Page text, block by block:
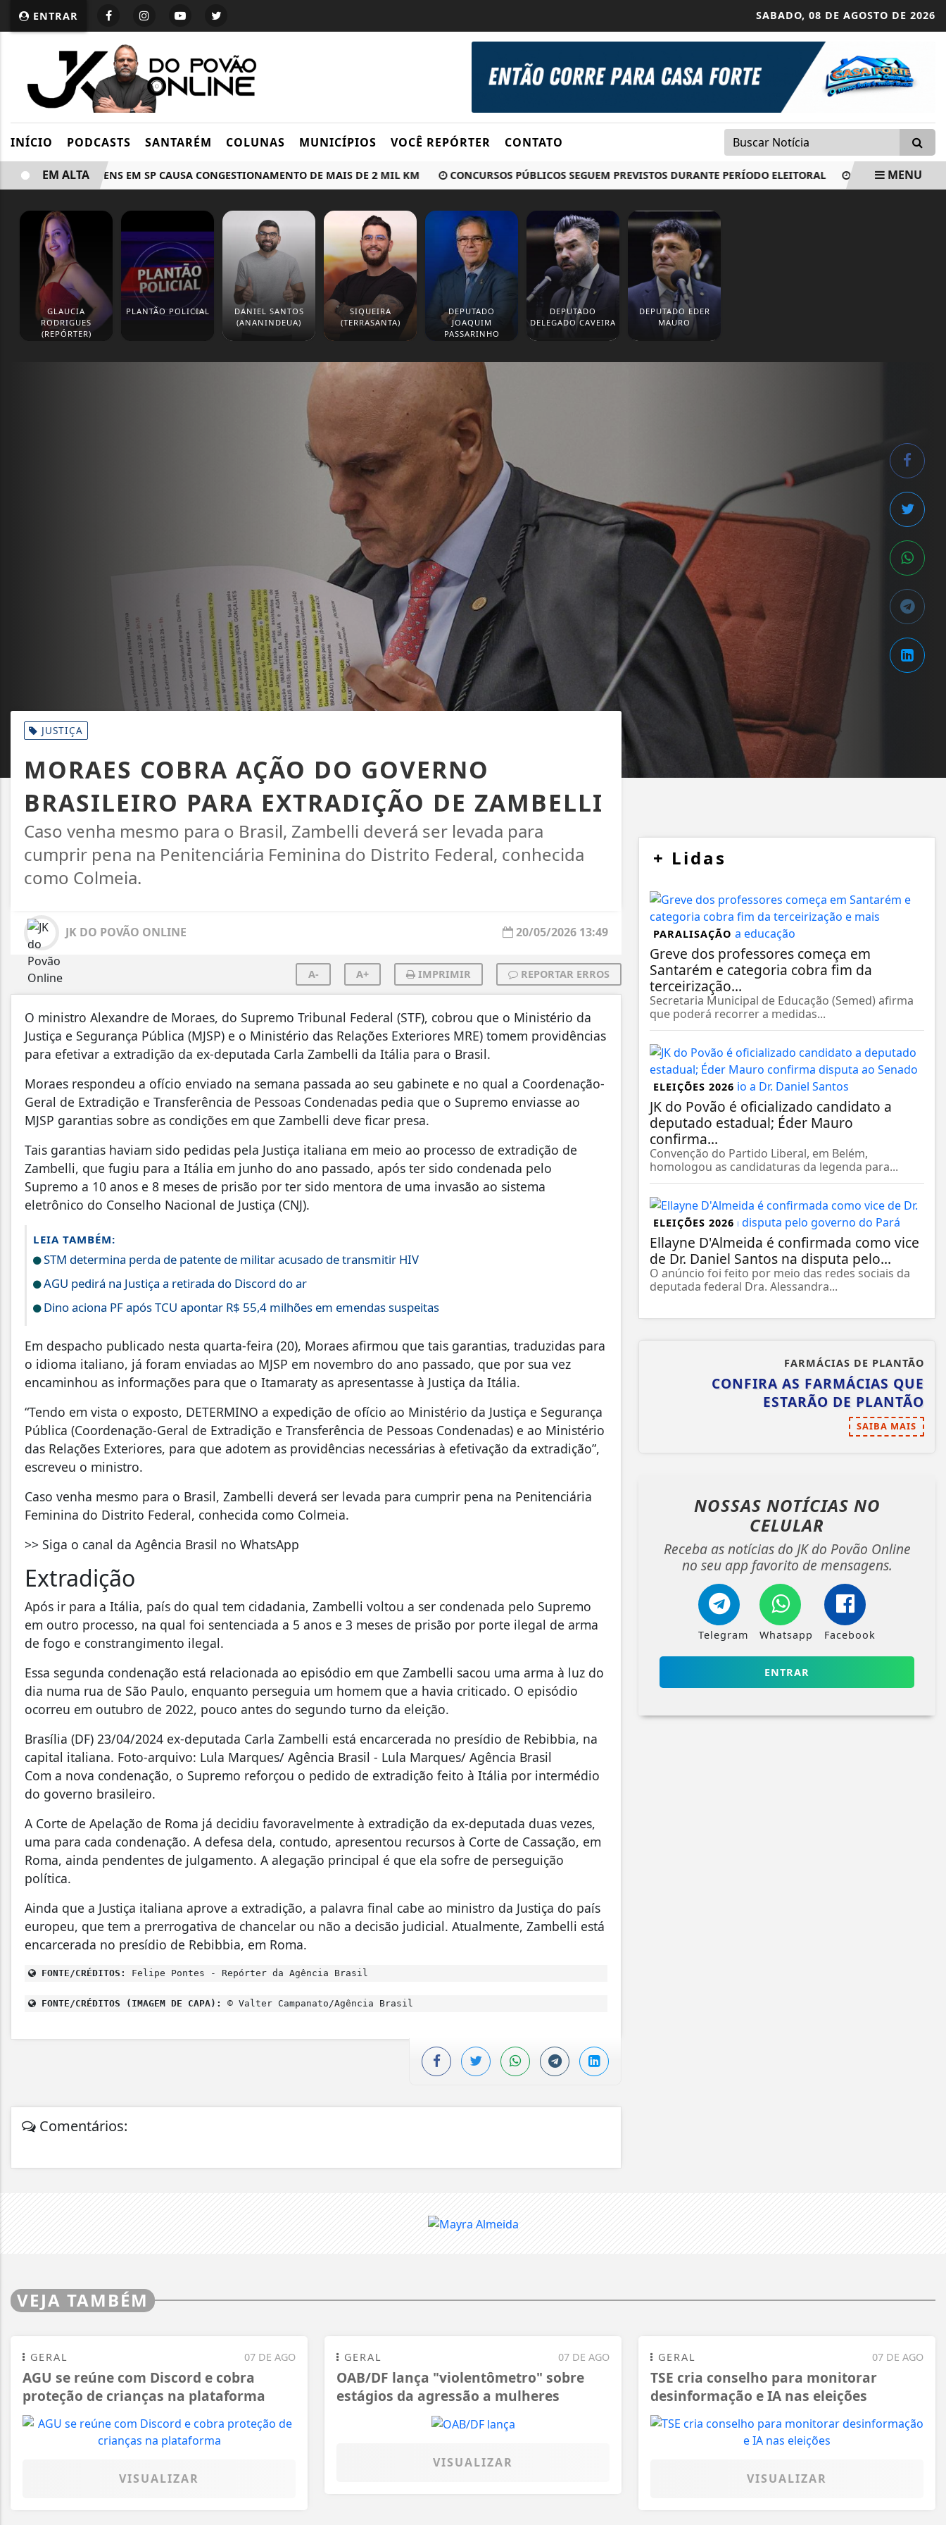
ENTRAR SABADO, 08 DE AGOSTO DE 2026
INÍCIO PODCASTS SANTARÉM COLUNAS MUNICÍPIOS VOCÊ REPÓRTER CONTATO
GREVE DE TRENS EM SP CAUSA CONGESTIONAMENTO DE MAIS DE 2 MIL KM CONCURSOS PÚBLICOS SEGUEM PREVISTOS DURANTE PERÍODO ELEITORAL PROGRAMA DE
EM ALTA MENU
GLAUCIA
RODRIGUES
(REPÓRTER)
PLANTÃO POLICIAL
DANIEL SANTOS
(ANANINDEUA)
SIQUEIRA
(TERRASANTA)
DEPUTADO
JOAQUIM
PASSARINHO
DEPUTADO
DELEGADO CAVEIRA
DEPUTADO EDER
MAURO
JUSTIÇA
MORAES COBRA AÇÃO DO GOVERNO
BRASILEIRO PARA EXTRADIÇÃO DE ZAMBELLI
Caso venha mesmo para o Brasil, Zambelli deverá ser levada para
cumprir pena na Penitenciária Feminina do Distrito Federal, conhecida
como Colmeia.
JK DO POVÃO ONLINE 20/05/2026 13:49
A- A+ IMPRIMIR REPORTAR ERROS
O ministro Alexandre de Moraes, do Supremo Tribunal Federal (STF), cobrou que o Ministério da
Justiça e Segurança Pública (MJSP) e o Ministério das Relações Exteriores MRE) tomem providências
para efetivar a extradição da ex-deputada Carla Zambelli da Itália para o Brasil.
Moraes respondeu a ofício enviado na semana passada ao seu gabinete e no qual a Coordenação-
Geral de Extradição e Transferência de Pessoas Condenadas pedia que o Supremo enviasse ao
MJSP garantias sobre as condições em que Zambelli deve ficar presa.
Tais garantias haviam sido pedidas pela Justiça italiana em meio ao processo de extradição de
Zambelli, que fugiu para a Itália em junho do ano passado, após ter sido condenada pelo
Supremo a 10 anos e 8 meses de prisão por ter sido mentora de uma invasão ao sistema
eletrônico do Conselho Nacional de Justiça (CNJ).
LEIA TAMBÉM:
STM determina perda de patente de militar acusado de transmitir HIV
AGU pedirá na Justiça a retirada do Discord do ar
Dino aciona PF após TCU apontar R$ 55,4 milhões em emendas suspeitas
Em despacho publicado nesta quarta-feira (20), Moraes afirmou que tais garantias, traduzidas para
o idioma italiano, já foram enviadas ao MJSP em novembro do ano passado, que por sua vez
encaminhou as informações para que o Itamaraty as apresentasse à Justiça da Itália.
“Tendo em vista o exposto, DETERMINO a expedição de ofício ao Ministério da Justiça e Segurança
Pública (Coordenação-Geral de Extradição e Transferência de Pessoas Condenadas) e ao Ministério
das Relações Exteriores, para que adotem as providências necessárias à efetivação da extradição”,
escreveu o ministro.
Caso venha mesmo para o Brasil, Zambelli deverá ser levada para cumprir pena na Penitenciária
Feminina do Distrito Federal, conhecida como Colmeia.
>> Siga o canal da Agência Brasil no WhatsApp
Extradição
Após ir para a Itália, país do qual tem cidadania, Zambelli voltou a ser condenada pelo Supremo
em outro processo, na qual foi sentenciada a 5 anos e 3 meses de prisão por porte ilegal de arma
de fogo e constrangimento ilegal.
Essa segunda condenação está relacionada ao episódio em que Zambelli sacou uma arma à luz do
dia numa rua de São Paulo, enquanto perseguia um homem que a havia criticado. O episódio
ocorreu em outubro de 2022, pouco antes do segundo turno da eleição.
Brasília (DF) 23/04/2024 ex-deputada Carla Zambelli está encarcerada no presídio de Rebibbia, na
capital italiana. Foto-arquivo: Lula Marques/ Agência Brasil - Lula Marques/ Agência Brasil
Com a nova condenação, o Supremo reforçou o pedido de extradição feito à Itália por intermédio
do governo brasileiro.
A Corte de Apelação de Roma já decidiu favoravelmente à extradição da ex-deputada duas vezes,
uma para cada condenação. A defesa dela, contudo, apresentou recursos à Corte de Cassação, em
Roma, ainda pendentes de julgamento. A alegação principal é que ela sofre de perseguição
política.
Ainda que a Justiça italiana aprove a extradição, a palavra final cabe ao ministro da Justiça do país
europeu, que tem a prerrogativa de chancelar ou não a decisão judicial. Atualmente, Zambelli está
encarcerada no presídio de Rebibbia, em Roma.
FONTE/CRÉDITOS: Felipe Pontes - Repórter da Agência Brasil
FONTE/CRÉDITOS (IMAGEM DE CAPA): © Valter Campanato/Agência Brasil
Comentários:
+ Lidas
PARALISAÇÃO
Greve dos professores começa em
Santarém e categoria cobra fim da
terceirização...
Secretaria Municipal de Educação (Semed) afirma
que poderá recorrer a medidas...
ELEIÇÕES 2026
JK do Povão é oficializado candidato a
deputado estadual; Éder Mauro
confirma...
Convenção do Partido Liberal, em Belém,
homologou as candidaturas da legenda para...
ELEIÇÕES 2026
Ellayne D'Almeida é confirmada como vice
de Dr. Daniel Santos na disputa pelo...
O anúncio foi feito por meio das redes sociais da
deputada federal Dra. Alessandra...
FARMÁCIAS DE PLANTÃO
CONFIRA AS FARMÁCIAS QUE
ESTARÃO DE PLANTÃO
SAIBA MAIS
NOSSAS NOTÍCIAS NO
CELULAR
Receba as notícias do JK do Povão Online
no seu app favorito de mensagens.
Telegram Whatsapp Facebook
ENTRAR
VEJA TAMBÉM
07 DE AGO
GERAL
AGU se reúne com Discord e cobra
proteção de crianças na plataforma
VISUALIZAR
07 DE AGO
GERAL
OAB/DF lança "violentômetro" sobre
estágios da agressão a mulheres
VISUALIZAR
07 DE AGO
GERAL
TSE cria conselho para monitorar
desinformação e IA nas eleições
VISUALIZAR